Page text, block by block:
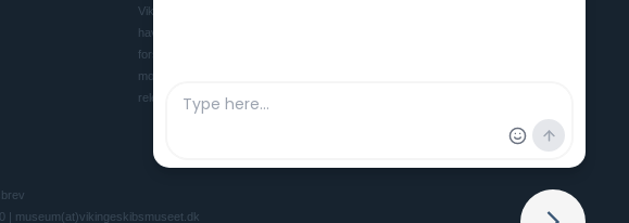
Vikingeskibsmuseet er Danmarks museum for mennesket, skibet og
havet i oldtid og middelalder. Museet søger gennem udstillinger,
forskning og eksperimentel arkæologi at skabe et levende og
moderne museum, der gør vores maritime forhistorie interessant og
relevant for nutidens mennesker.
| museum(at)vikingeskibsmuseet.dk